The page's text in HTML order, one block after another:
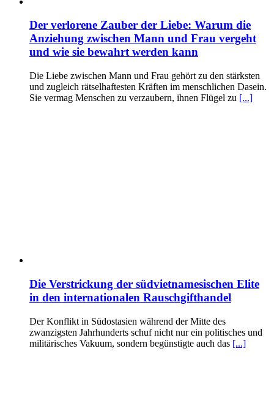
Der verlorene Zauber der Liebe: Warum die
Anziehung zwischen Mann und Frau vergeht
und wie sie bewahrt werden kann
Die Liebe zwischen Mann und Frau gehört zu den stärksten
und zugleich rätselhaftesten Kräften im menschlichen Dasein.
Sie vermag Menschen zu verzaubern, ihnen Flügel zu [...]
Die Verstrickung der südvietnamesischen Elite
in den internationalen Rauschgifthandel
Der Konflikt in Südostasien während der Mitte des
zwanzigsten Jahrhunderts schuf nicht nur ein politisches und
militärisches Vakuum, sondern begünstigte auch das [...]